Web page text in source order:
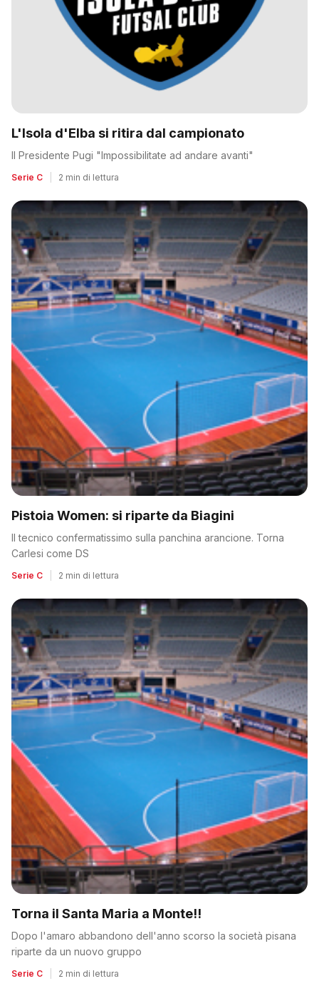
L'Isola d'Elba si ritira dal campionato
Il Presidente Pugi "Impossibilitate ad andare avanti"
Serie C 2 min di lettura
Pistoia Women: si riparte da Biagini
Il tecnico confermatissimo sulla panchina arancione. Torna
Carlesi come DS
Serie C 2 min di lettura
Torna il Santa Maria a Monte!!
Dopo l'amaro abbandono dell'anno scorso la società pisana
riparte da un nuovo gruppo
Serie C 2 min di lettura